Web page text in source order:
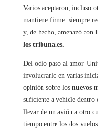
Varios aceptaron, incluso
mantiene firme: siempre
y, de hecho, amenazó con
los tribunales.
Del odio paso al amor.
involucrarlo en varias
opinión sobre los nuevos
suficiente a vehicle dentro
llevar de un avión a otro
tiempo entre los dos